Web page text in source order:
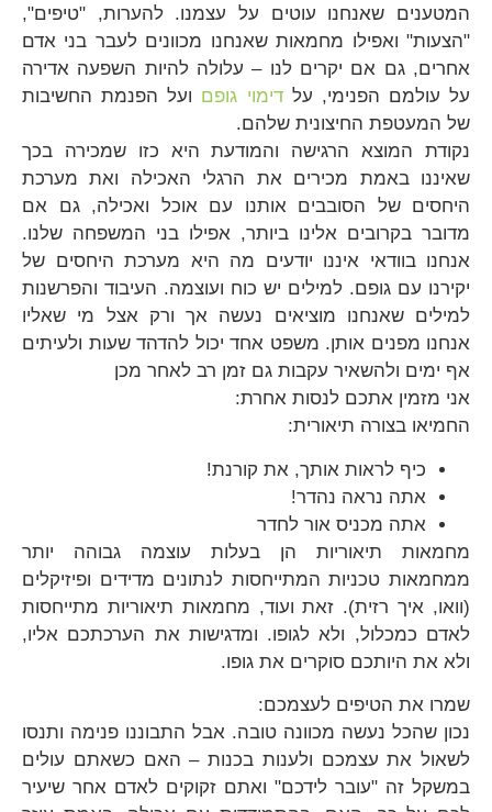
המטענים שאנחנו עוטים על עצמנו. להערות, "טיפים",
"הצעות" ואפילו מחמאות שאנחנו מכוונים לעבר בני אדם
אחרים, גם אם יקרים לנו – עלולה להיות השפעה אדירה
על עולמם הפנימי, עלדימוי גופם ועל הפנמת החשיבות
של המעטפת החיצונית שלהם.
נקודת המוצא הרגישה והמודעת היא כזו שמכירה בכך
שאיננו באמת מכירים את הרגלי האכילה ואת מערכת
היחסים של הסובבים אותנו עם אוכל ואכילה, גם אם
מדובר בקרובים אלינו ביותר, אפילו בני המשפחה שלנו.
אנחנו בוודאי איננו יודעים מה היא מערכת היחסים של
יקירנו עם גופם. למילים יש כוח ועוצמה. העיבוד והפרשנות
למילים שאנחנו מוציאים נעשה אך ורק אצל מי שאליו
אנחנו מפנים אותן. משפט אחד יכול להדהד שעות ולעיתים
אף ימים ולהשאיר עקבות גם זמן רב לאחר מכן
אני מזמין אתכם לנסות אחרת:
החמיאו בצורה תיאורית:
כיף לראות אותך, את קורנת!
אתה נראה נהדר!
אתה מכניס אור לחדר
מחמאות תיאוריות הן בעלות עוצמה גבוהה יותר
ממחמאות טכניות המתייחסות לנתונים מדידים ופיזיקלים
(וואו, איך רזית). זאת ועוד, מחמאות תיאוריות מתייחסות
לאדם כמכלול, ולא לגופו. ומדגישות את הערכתכם אליו,
ולא את היותכם סוקרים את גופו.
שמרו את הטיפים לעצמכם:
נכון שהכל נעשה מכוונה טובה. אבל התבוננו פנימה ותנסו
לשאול את עצמכם ולענות בכנות – האם כשאתם עולים
במשקל זה "עובר לידכם" ואתם זקוקים לאדם אחר שיעיר